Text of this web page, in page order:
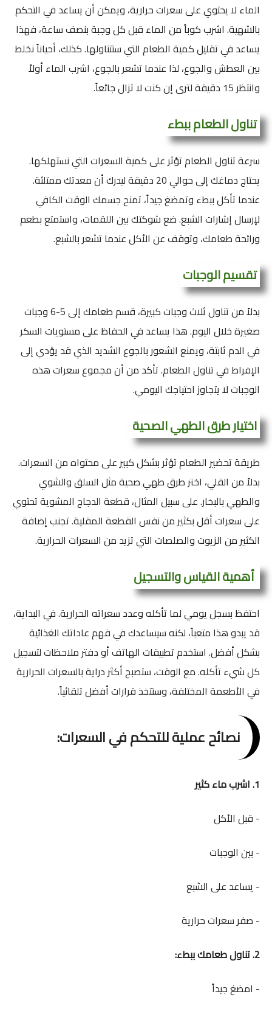
الماء لا يحتوي على سعرات حرارية، ويمكن أن يساعد في التحكم
بالشهية. اشرب كوباً من الماء قبل كل وجبة بنصف ساعة، فهذا
يساعد في تقليل كمية الطعام التي ستتناولها. كذلك، أحياناً نخلط
بين العطش والجوع، لذا عندما تشعر بالجوع، اشرب الماء أولاً
وانتظر 15 دقيقة لترى إن كنت لا تزال جائعاً.
تناول الطعام ببطء
سرعة تناول الطعام تؤثر على كمية السعرات التي نستهلكها.
يحتاج دماغك إلى حوالي 20 دقيقة ليدرك أن معدتك ممتلئة.
عندما تأكل ببطء وتمضغ جيداً، تمنح جسمك الوقت الكافي
لإرسال إشارات الشبع. ضع شوكتك بين اللقمات، واستمتع بطعم
ورائحة طعامك، وتوقف عن الأكل عندما تشعر بالشبع.
تقسيم الوجبات
بدلاً من تناول ثلاث وجبات كبيرة، قسم طعامك إلى 5-6 وجبات
صغيرة خلال اليوم. هذا يساعد في الحفاظ على مستويات السكر
في الدم ثابتة، ويمنع الشعور بالجوع الشديد الذي قد يؤدي إلى
الإفراط في تناول الطعام. تأكد من أن مجموع سعرات هذه
الوجبات لا يتجاوز احتياجك اليومي.
اختيار طرق الطهي الصحية
طريقة تحضير الطعام تؤثر بشكل كبير على محتواه من السعرات.
بدلاً من القلي، اختر طرق طهي صحية مثل السلق والشوي
والطهي بالبخار. على سبيل المثال، قطعة الدجاج المشوية تحتوي
على سعرات أقل بكثير من نفس القطعة المقلية. تجنب إضافة
الكثير من الزيوت والصلصات التي تزيد من السعرات الحرارية.
أهمية القياس والتسجيل
احتفظ بسجل يومي لما تأكله وعدد سعراته الحرارية. في البداية،
قد يبدو هذا متعباً، لكنه سيساعدك في فهم عاداتك الغذائية
بشكل أفضل. استخدم تطبيقات الهاتف أو دفتر ملاحظات لتسجيل
كل شيء تأكله. مع الوقت، ستصبح أكثر دراية بالسعرات الحرارية
في الأطعمة المختلفة، وستتخذ قرارات أفضل تلقائياً.
نصائح عملية للتحكم في السعرات:
1. اشرب ماء كثير
- قبل الأكل
- بين الوجبات
- يساعد على الشبع
- صفر سعرات حرارية
2. تناول طعامك ببطء:
- امضغ جيداً